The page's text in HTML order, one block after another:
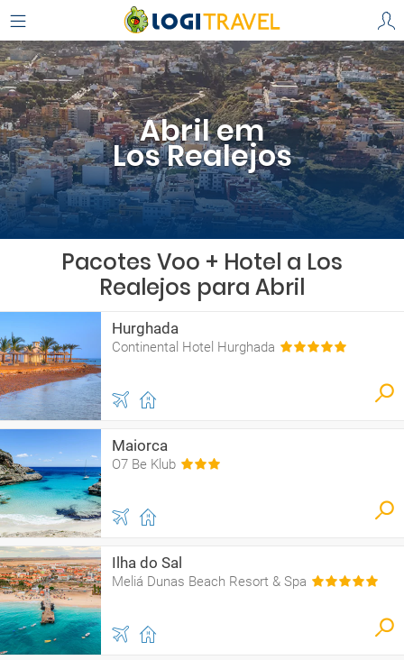
Abril em
Los Realejos
Pacotes Voo + Hotel a Los
Realejos para Abril
Hurghada
Continental Hotel Hurghada
Maiorca
O7 Be Klub
Ilha do Sal
Meliá Dunas Beach Resort & Spa